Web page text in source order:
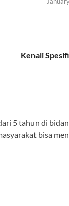
Kenali
5 tahun di
bisa